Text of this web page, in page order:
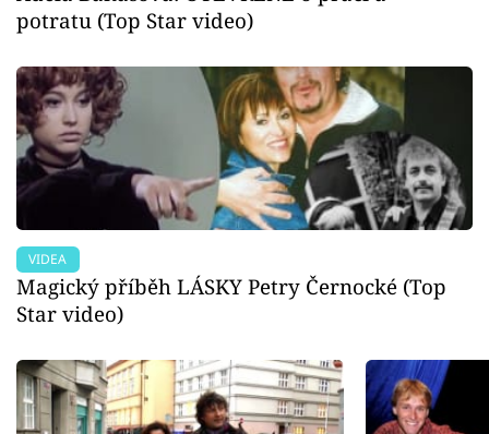
potratu (Top Star video)
VIDEA
Magický příběh LÁSKY Petry Černocké (Top
Star video)